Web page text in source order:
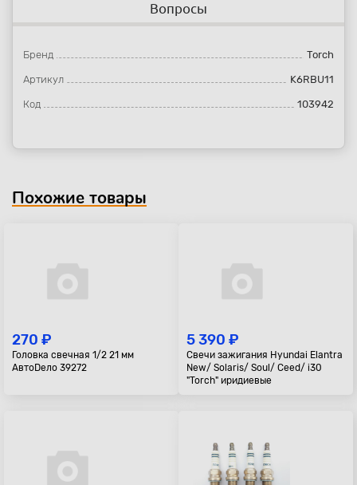
Вопросы
Бренд Torch
Артикул K6RBU11
Код 103942
Похожие товары
270 ₽
Головка свечная 1/2 21 мм
АвтоDело 39272
5 390 ₽
Свечи зажигания Hyundai Elantra
New/ Solaris/ Soul/ Ceed/ i30
"Torch" иридиевые